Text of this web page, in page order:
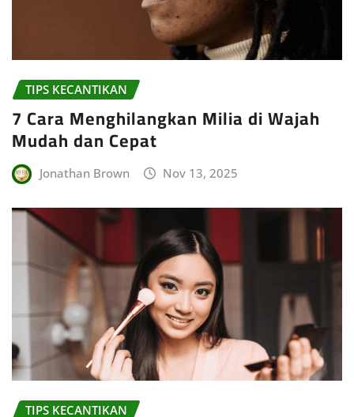
TIPS KECANTIKAN
7 Cara Menghilangkan Milia di Wajah
Mudah dan Cepat
Jonathan Brown Nov 13, 2025
TIPS KECANTIKAN